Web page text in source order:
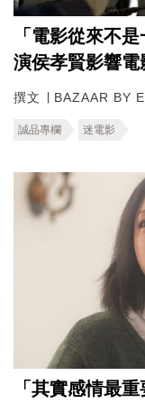
「電影從來不
演侯孝賢影響
撰文 ∣ BAZAAR BY
誠品專欄 迷電影
「其實感情最